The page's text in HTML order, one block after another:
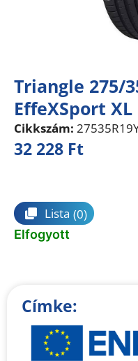
Triangle 275/
EffeXSport XL
Cikkszám:
32 228 Ft
Lista (0)
Elfogyott
Címke: